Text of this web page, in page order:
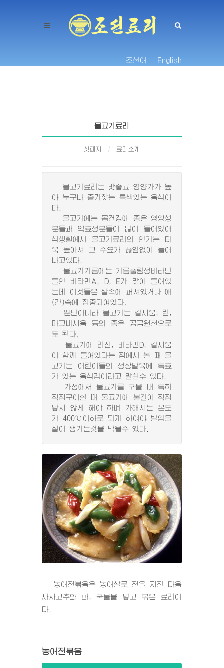
조선어 | English
물고기료리
첫페지 료리소개
물고기료리는 맛좋고 영양가가 높
아 누구나 즐겨찾는 특색있는 음식이
다.
물고기에는 몸건강에 좋은 영양성
분들과 약효성분들이 많이 들어있어
식생활에서 물고기료리의 인기는 더
욱 높아져 그 수요가 끊임없이 늘어
나고있다.
물고기기름에는 기름풀림성비타민
들인 비타민A, D, E가 많이 들어있
는데 이것들은 살속에 퍼져있거나 애
(간)속에 집중되여있다.
뿐만아니라 물고기는 칼시움, 린,
마그네시움 등의 좋은 공급원천으로
도 된다.
물고기에 리진, 비타민D, 칼시움
이 함께 들어있다는 점에서 볼 때 물
고기는 어린이들의 성장발육에 특효
가 있는 음식감이라고 말할수 있다.
가정에서 물고기를 구울 때 특히
직접구이할 때 물고기에 불길이 직접
닿지 않게 해야 하며 가해지는 온도
가 400℃이하로 되게 하여야 발암물
질이 생기는것을 막을수 있다.
농어전볶음은 농어살로 전을 지진 다음
사자고추와 파, 국물을 넣고 볶은 료리이
다.
농어전볶음